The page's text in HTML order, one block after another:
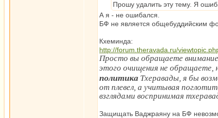
Прошу удалить эту тему. Я
А я - не ошибался.
БФ не является общебуддийским
Кхеминда:
http://forum.theravada.ru/
Просто вы обращаете
этого очищения не обращаете,
политика Тхеравады, я бы
от плевел, а учитывая
взглядами воспринимая
Защищать Ваджраяну на БФ